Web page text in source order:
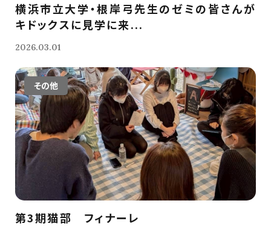
横浜市立大学・根岸弓先生のゼミの皆さんが
キドックスに見学に来...
2026.03.01
その他
第3期猫部 フィナーレ